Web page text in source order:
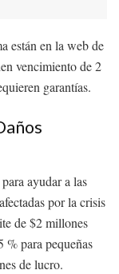
están en la web de
vencimiento de 2
garantías.
ayudar a las
por la crisis
de $2 millones
% para pequeñas
de lucro.